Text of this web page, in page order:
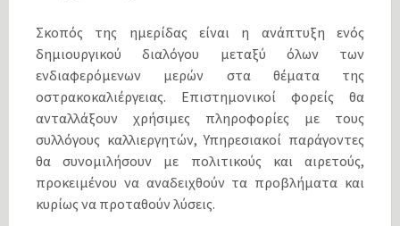
Σκοπός της ημερίδας είναι η ανάπτυξη ενός
δημιουργικού διαλόγου μεταξύ όλων των
ενδιαφερόμενων μερών στα θέματα της
οστρακοκαλιέργειας. Επιστημονικοί φορείς θα
ανταλλάξουν χρήσιμες πληροφορίες με τους
συλλόγους καλλιεργητών, Υπηρεσιακοί παράγοντες
θα συνομιλήσουν με πολιτικούς και αιρετούς,
προκειμένου να αναδειχθούν τα προβλήματα και
κυρίως να προταθούν λύσεις.